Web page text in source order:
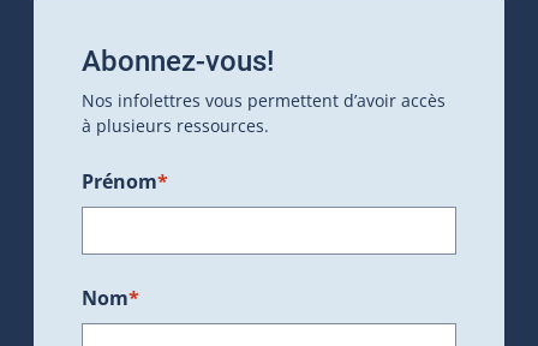
Abonnez-vous!
Nos infolettres vous permettent d’avoir accès
à plusieurs ressources.
Prénom*
Nom*